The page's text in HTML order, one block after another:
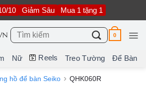
10 Giảm Sâu Mua 1 tặng 1
Tìm
kiếm:
0
Nữ Reels Treo Tường Để Bàn
hồ để bàn Seiko QHK060R